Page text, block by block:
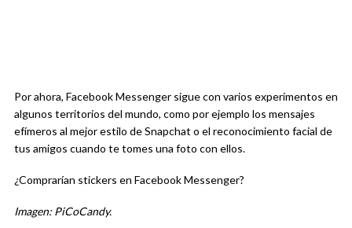
Por ahora, Facebook Messenger sigue con varios experimentos en
algunos territorios del mundo, como por ejemplo los mensajes
efímeros al mejor estilo de Snapchat o el reconocimiento facial de
tus amigos cuando te tomes una foto con ellos.
¿Comprarían stickers en Facebook Messenger?
Imagen: PiCoCandy.